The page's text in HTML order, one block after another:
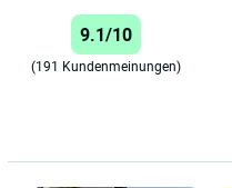
9.1/10
(191 Kundenmeinungen)